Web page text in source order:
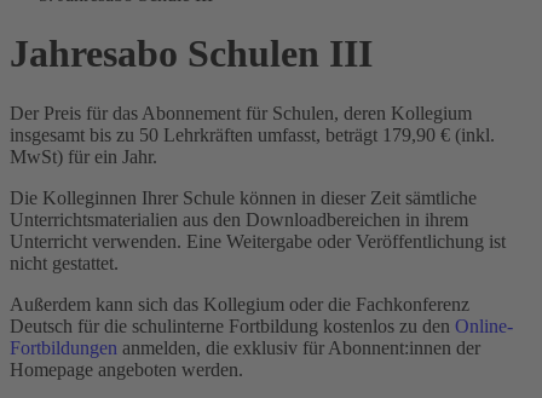
Jahresabo Schulen III
Der Preis für das Abonnement für Schulen, deren Kollegium
insgesamt bis zu 50 Lehrkräften umfasst, beträgt 179,90 € (inkl.
MwSt) für ein Jahr.
Die Kolleginnen Ihrer Schule können in dieser Zeit sämtliche
Unterrichtsmaterialien aus den Downloadbereichen in ihrem
Unterricht verwenden. Eine Weitergabe oder Veröffentlichung ist
nicht gestattet.
Außerdem kann sich das Kollegium oder die Fachkonferenz
Deutsch für die schulinterne Fortbildung kostenlos zu den Online-
Fortbildungen anmelden, die exklusiv für Abonnent:innen der
Homepage angeboten werden.